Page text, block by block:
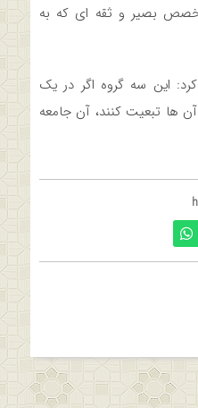
بصیر و ثقه ای که به
این سه گروه اگر در یک
ها تبعیت کنند، آن جامعه